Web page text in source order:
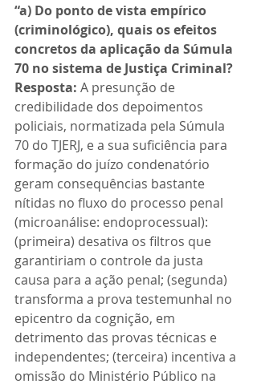
“a) Do ponto de vista empírico
(criminológico), quais os efeitos
concretos da aplicação da Súmula
70 no sistema de Justiça Criminal?
Resposta: A presunção de
credibilidade dos depoimentos
policiais, normatizada pela Súmula
70 do TJERJ, e a sua suficiência para
formação do juízo condenatório
geram consequências bastante
nítidas no fluxo do processo penal
(microanálise: endoprocessual):
(primeira) desativa os filtros que
garantiriam o controle da justa
causa para a ação penal; (segunda)
transforma a prova testemunhal no
epicentro da cognição, em
detrimento das provas técnicas e
independentes; (terceira) incentiva a
omissão do Ministério Público na